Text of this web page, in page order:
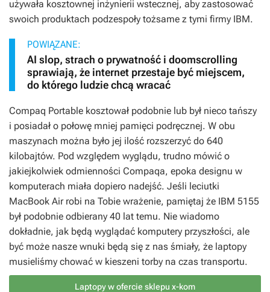
używała kosztownej inżynierii wstecznej, aby zastosować
swoich produktach podzespoły tożsame z tymi firmy IBM.
POWIĄZANE:
AI slop, strach o prywatność i doomscrolling
sprawiają, że internet przestaje być miejscem,
do którego ludzie chcą wracać
Compaq Portable kosztował podobnie lub był nieco tańszy
i posiadał o połowę mniej pamięci podręcznej. W obu
maszynach można było jej ilość rozszerzyć do 640
kilobajtów. Pod względem wyglądu, trudno mówić o
jakiejkolwiek odmienności Compaqa, epoka designu w
komputerach miała dopiero nadejść. Jeśli leciutki
MacBook Air robi na Tobie wrażenie, pamiętaj że IBM 5155
był podobnie odbierany 40 lat temu. Nie wiadomo
dokładnie, jak będą wyglądać komputery przyszłości, ale
być może nasze wnuki będą się z nas śmiały, że laptopy
musieliśmy chować w kieszeni torby na czas transportu.
Laptopy w ofercie sklepu x-kom